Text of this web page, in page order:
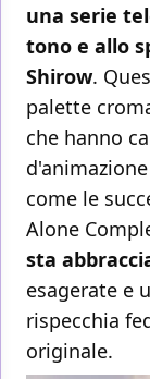
una serie
tono e allo
Shirow.
palette
che hanno
come le
Alone
sta
esagerate e
rispecchia
originale.